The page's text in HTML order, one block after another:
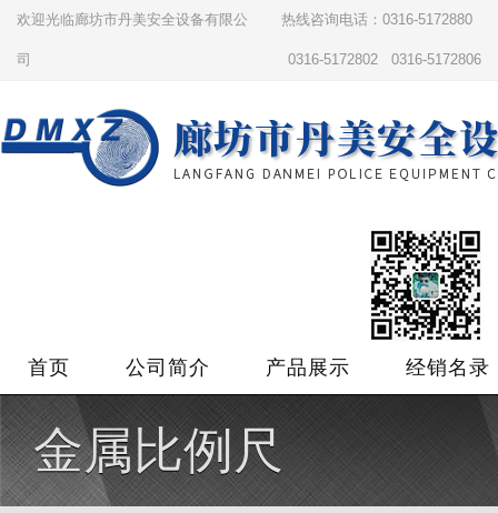
欢迎光临廊坊市丹美安全设备有限公
司
热线咨询电话：0316-5172880
0316-5172802 0316-5172806
首页 公司简介 产品展示 经销名录
金属比例尺